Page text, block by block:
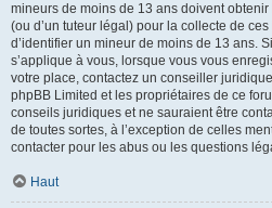
mineurs de moins de 13 ans doivent
(ou d’un tuteur légal) pour la collecte de
d’identifier un mineur de moins de 13 ans.
s’applique à vous, lorsque vous vous
votre place, contactez un conseiller
phpBB Limited et les propriétaires de ce
conseils juridiques et ne sauraient être
de toutes sortes, à l’exception de celles
contacter pour les abus ou les questions
Haut